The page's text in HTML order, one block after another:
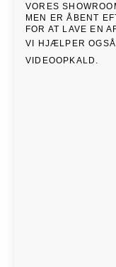
VORES
MEN ER ÅBENT
FOR AT LAVE EN
VI HJÆLPER
VIDEOOPKALD.